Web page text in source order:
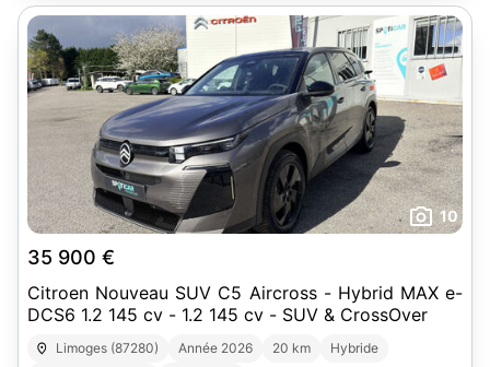
10
35 900 €
Citroen Nouveau SUV C5 Aircross - Hybrid MAX e-
DCS6 1.2 145 cv - 1.2 145 cv - SUV & CrossOver
Limoges (87280) Année 2026 20 km
Hybride